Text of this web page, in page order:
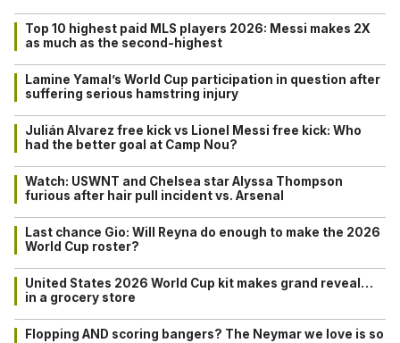
Top 10 highest paid MLS players 2026: Messi makes 2X
as much as the second-highest
Lamine Yamal’s World Cup participation in question after
suffering serious hamstring injury
Julián Alvarez free kick vs Lionel Messi free kick: Who
had the better goal at Camp Nou?
Watch: USWNT and Chelsea star Alyssa Thompson
furious after hair pull incident vs. Arsenal
Last chance Gio: Will Reyna do enough to make the 2026
World Cup roster?
United States 2026 World Cup kit makes grand reveal…
in a grocery store
Flopping AND scoring bangers? The Neymar we love is so